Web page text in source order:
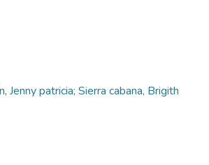
Jenny patricia; Sierra cabana, Brigith